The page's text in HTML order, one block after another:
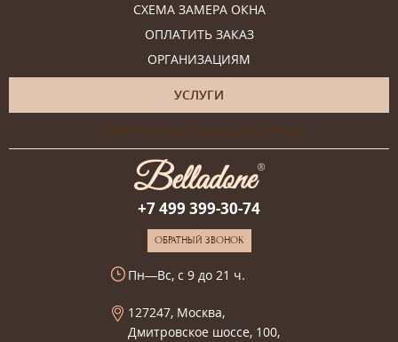
СХЕМА ЗАМЕРА ОКНА
ОПЛАТИТЬ ЗАКАЗ
ОРГАНИЗАЦИЯМ
УСЛУГИ
Онлайн-консультация дизайнера
+7 499 399-30-74
ОБРАТНЫЙ ЗВОНОК
Пн—Вс, с 9 до 21 ч.
127247, Москва,
Дмитровское шоссе, 100,